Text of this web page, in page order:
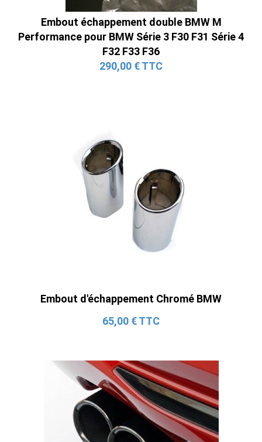
Embout échappement double BMW M
Performance pour BMW Série 3 F30 F31 Série 4
F32 F33 F36
290,00 € TTC
Embout d'échappement Chromé BMW
65,00 € TTC